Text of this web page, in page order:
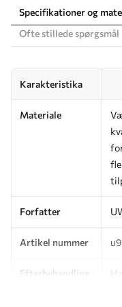
Specifikationer og
Ofte stillede spørgsmål
Karakteristika
Materiale
Forfatter
Artikel nummer
Efterbehandling